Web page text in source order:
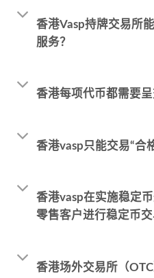
香港Vasp持牌交易所
服务？
香港每项代币都需要呈
香港vasp只能交易“合
香港vasp在实施稳定
零售客户进⾏稳定币交
香港场外交易所（